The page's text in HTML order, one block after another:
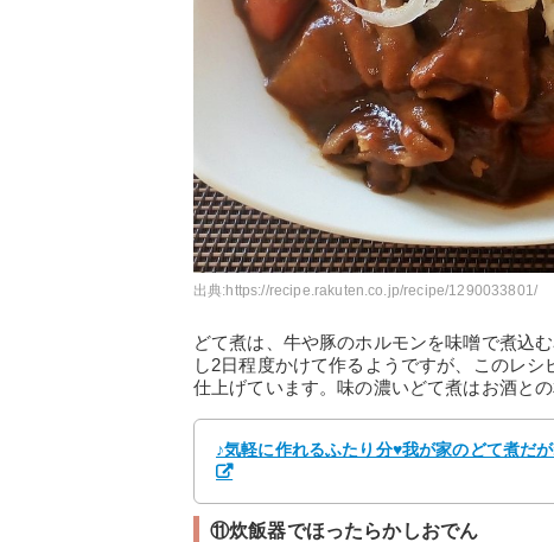
出典:https://recipe.rakuten.co.jp/recipe/1290033801/
どて煮は、牛や豚のホルモンを味噌で煮込
し2日程度かけて作るようですが、このレ
仕上げています。味の濃いどて煮はお酒と
♪気軽に作れるふたり分♥我が家のどて煮だ
⑪炊飯器でほったらかしおでん